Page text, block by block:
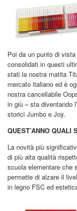
Poi da un punto di
consolidati in questi
stati la nostra matita
mercato italiano ed è
nostra cancellabile
in giù – sta diventando
storici Jumbo e Joy.
QUEST’ANNO QUALI
La novità più
di più alta qualità
scuola elementare che
permette di alzare il
in legno FSC ed